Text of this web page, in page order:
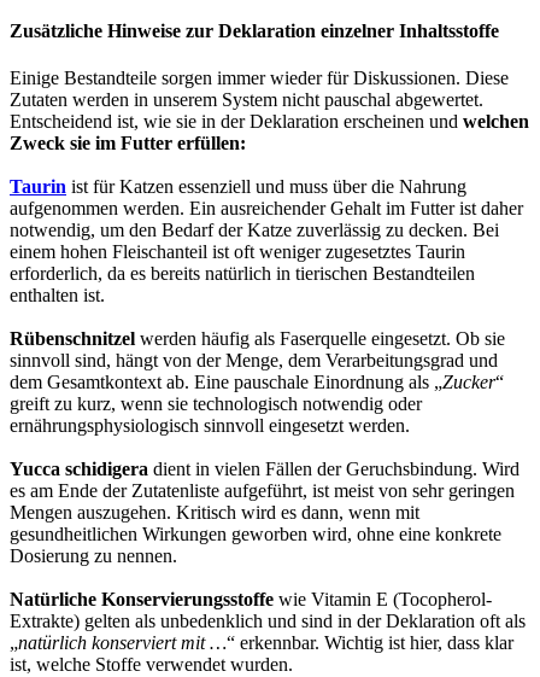
Zusätzliche Hinweise zur Deklaration einzelner Inhaltsstoffe
Einige Bestandteile sorgen immer wieder für Diskussionen. Diese
Zutaten werden in unserem System nicht pauschal abgewertet.
Entscheidend ist, wie sie in der Deklaration erscheinen und welchen
Zweck sie im Futter erfüllen:
Taurin ist für Katzen essenziell und muss über die Nahrung
aufgenommen werden. Ein ausreichender Gehalt im Futter ist daher
notwendig, um den Bedarf der Katze zuverlässig zu decken. Bei
einem hohen Fleischanteil ist oft weniger zugesetztes Taurin
erforderlich, da es bereits natürlich in tierischen Bestandteilen
enthalten ist.
Rübenschnitzel werden häufig als Faserquelle eingesetzt. Ob sie
sinnvoll sind, hängt von der Menge, dem Verarbeitungsgrad und
dem Gesamtkontext ab. Eine pauschale Einordnung als „Zucker“
greift zu kurz, wenn sie technologisch notwendig oder
ernährungsphysiologisch sinnvoll eingesetzt werden.
Yucca schidigera dient in vielen Fällen der Geruchsbindung. Wird
es am Ende der Zutatenliste aufgeführt, ist meist von sehr geringen
Mengen auszugehen. Kritisch wird es dann, wenn mit
gesundheitlichen Wirkungen geworben wird, ohne eine konkrete
Dosierung zu nennen.
Natürliche Konservierungsstoffe wie Vitamin E (Tocopherol-
Extrakte) gelten als unbedenklich und sind in der Deklaration oft als
„natürlich konserviert mit …“ erkennbar. Wichtig ist hier, dass klar
ist, welche Stoffe verwendet wurden.